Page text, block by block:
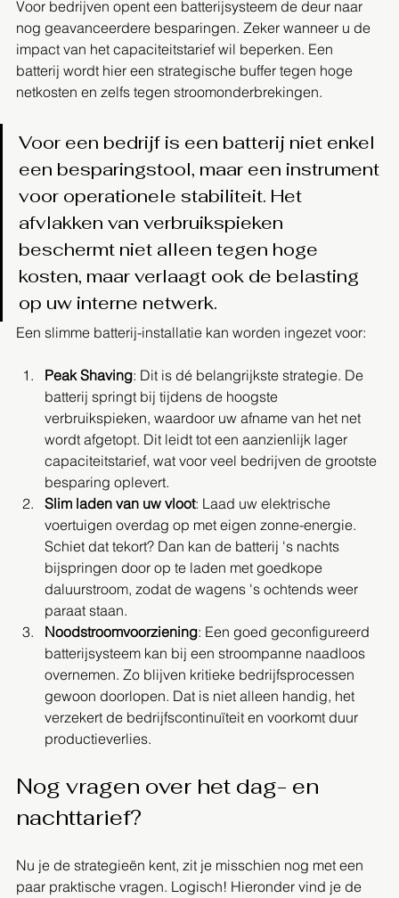
Voor bedrijven opent een batterijsysteem de deur naar
nog geavanceerdere besparingen. Zeker wanneer u de
impact van het capaciteitstarief wil beperken. Een
batterij wordt hier een strategische buffer tegen hoge
netkosten en zelfs tegen stroomonderbrekingen.
Voor een bedrijf is een batterij niet enkel
een besparingstool, maar een instrument
voor operationele stabiliteit. Het
afvlakken van verbruikspieken
beschermt niet alleen tegen hoge
kosten, maar verlaagt ook de belasting
op uw interne netwerk.
Een slimme batterij-installatie kan worden ingezet voor:
Peak Shaving: Dit is dé belangrijkste strategie. De
batterij springt bij tijdens de hoogste
verbruikspieken, waardoor uw afname van het net
wordt afgetopt. Dit leidt tot een aanzienlijk lager
capaciteitstarief, wat voor veel bedrijven de grootste
besparing oplevert.
Slim laden van uw vloot: Laad uw elektrische
voertuigen overdag op met eigen zonne-energie.
Schiet dat tekort? Dan kan de batterij 's nachts
bijspringen door op te laden met goedkope
daluurstroom, zodat de wagens 's ochtends weer
paraat staan.
Noodstroomvoorziening: Een goed geconfigureerd
batterijsysteem kan bij een stroompanne naadloos
overnemen. Zo blijven kritieke bedrijfsprocessen
gewoon doorlopen. Dat is niet alleen handig, het
verzekert de bedrijfscontinuïteit en voorkomt duur
productieverlies.
Nog vragen over het dag- en
nachttarief?
Nu je de strategieën kent, zit je misschien nog met een
paar praktische vragen. Logisch! Hieronder vind je de